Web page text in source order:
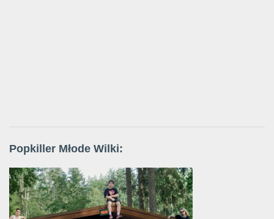
Popkiller Młode Wilki: